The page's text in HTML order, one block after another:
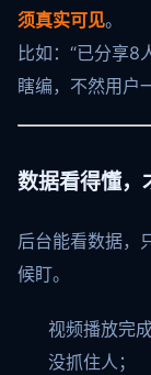
须真实可见。
比如：“已分享
瞎编，不然用户
数据看得懂，
后台能看数据，
候盯。
视频播放完
没抓住人；